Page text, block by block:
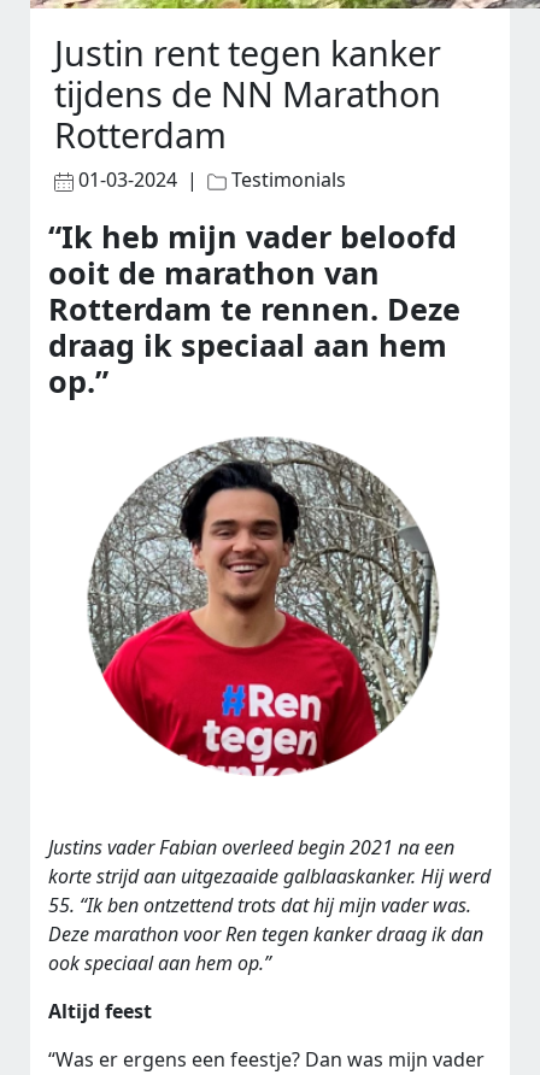
Justin rent tegen kanker
tijdens de NN Marathon
Rotterdam
01-03-2024 | Testimonials
“Ik heb mijn vader beloofd
ooit de marathon van
Rotterdam te rennen. Deze
draag ik speciaal aan hem
op.”
Justins vader Fabian overleed begin 2021 na een
korte strijd aan uitgezaaide galblaaskanker. Hij werd
55. “Ik ben ontzettend trots dat hij mijn vader was.
Deze marathon voor Ren tegen kanker draag ik dan
ook speciaal aan hem op.”
Altijd feest
“Was er ergens een feestje? Dan was mijn vader